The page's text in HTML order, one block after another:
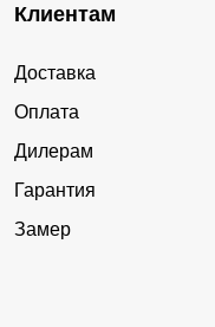
Клиентам
Доставка
Оплата
Дилерам
Гарантия
Замер